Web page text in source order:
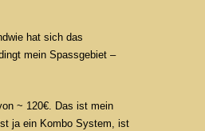
hat sich das
mein Spassgebiet –
~ 120€. Das ist mein
ja ein Kombo System, ist